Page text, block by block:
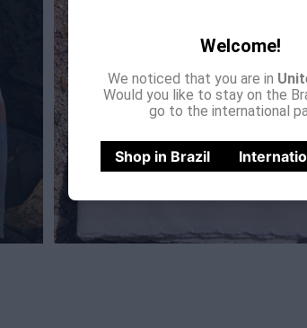
Welcome!
We noticed that you are in
Would you like to stay on the
go to the international
Shop in Brazil